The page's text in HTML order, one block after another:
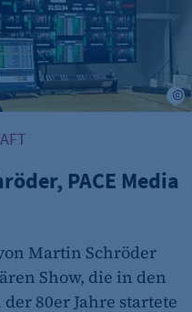
ausgewählten
PACE Media
Martin Schröder
Show, die in den
80er Jahre startete